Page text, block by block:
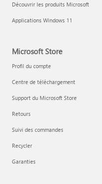
Découvrir les produits Microsoft
Applications Windows 11
Microsoft Store
Profil du compte
Centre de téléchargement
Support du Microsoft Store
Retours
Suivi des commandes
Recycler
Garanties